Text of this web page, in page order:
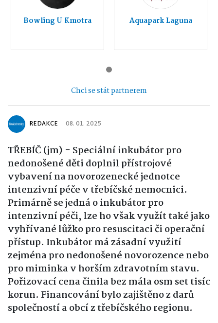
Bowling U Kmotra Aquapark Laguna
Chci se stát partnerem
REDAKCE 08. 01. 2025
TŘEBÍČ (jm) - Speciální inkubátor pro
nedonošené děti doplnil přístrojové
vybavení na novorozenecké jednotce
intenzivní péče v třebíčské nemocnici.
Primárně se jedná o inkubátor pro
intenzivní péči, lze ho však využít také jako
vyhřívané lůžko pro resuscitaci či operační
přístup. Inkubátor má zásadní využití
zejména pro nedonošené novorozence nebo
pro miminka v horším zdravotním stavu.
Pořizovací cena činila bez mála osm set tisíc
korun. Financování bylo zajištěno z darů
společností a obcí z třebíčského regionu.